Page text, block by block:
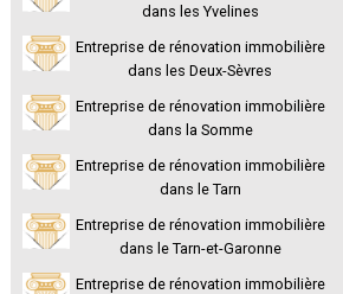
dans les Yvelines
Entreprise de rénovation immobilière
dans les Deux-Sèvres
Entreprise de rénovation immobilière
dans la Somme
Entreprise de rénovation immobilière
dans le Tarn
Entreprise de rénovation immobilière
dans le Tarn-et-Garonne
Entreprise de rénovation immobilière